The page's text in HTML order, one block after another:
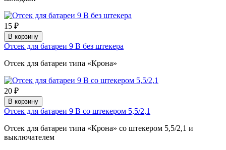
15 ₽
В корзину
Отсек для батареи 9 В без штекера
Отсек для батареи типа «Крона»
20 ₽
В корзину
Отсек для батареи 9 В со штекером 5,5/2,1
Отсек для батареи типа «Крона» со штекером 5,5/2,1 и
выключателем